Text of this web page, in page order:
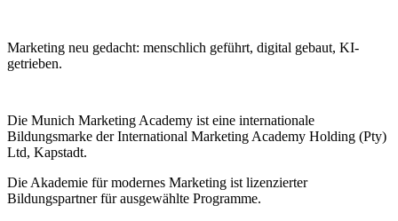
Marketing neu gedacht: menschlich geführt, digital gebaut, KI-
getrieben.
Die Munich Marketing Academy ist eine internationale
Bildungsmarke der International Marketing Academy Holding (Pty)
Ltd, Kapstadt.
Die Akademie für modernes Marketing ist lizenzierter
Bildungspartner für ausgewählte Programme.